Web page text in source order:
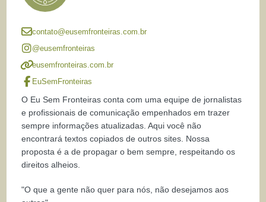
contato@eusemfronteiras.com.br
@eusemfronteiras
eusemfronteiras.com.br
EuSemFronteiras
O Eu Sem Fronteiras conta com uma equipe de jornalistas
e profissionais de comunicação empenhados em trazer
sempre informações atualizadas. Aqui você não
encontrará textos copiados de outros sites. Nossa
proposta é a de propagar o bem sempre, respeitando os
direitos alheios.
"O que a gente não quer para nós, não desejamos aos